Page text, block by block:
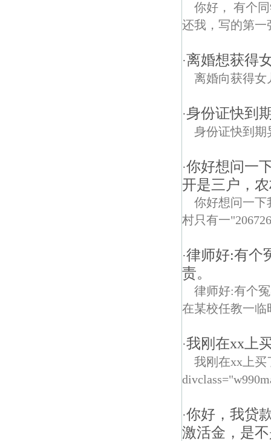
你好， 有个
还我，写的第一
·离婚想获得
离婚向获得女
·身份证快到
身份证快到期
·你好想问一
开是三户，
你好想问一下
村只有一
·律师好:有个
责。
律师好:有个
在某校任教一临
·我刚在xx上
我刚在xx上买
·你好，我贷
激活金，是